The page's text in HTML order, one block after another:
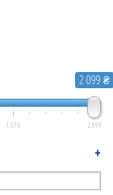
2 099 ₴
1 574 2 099
+